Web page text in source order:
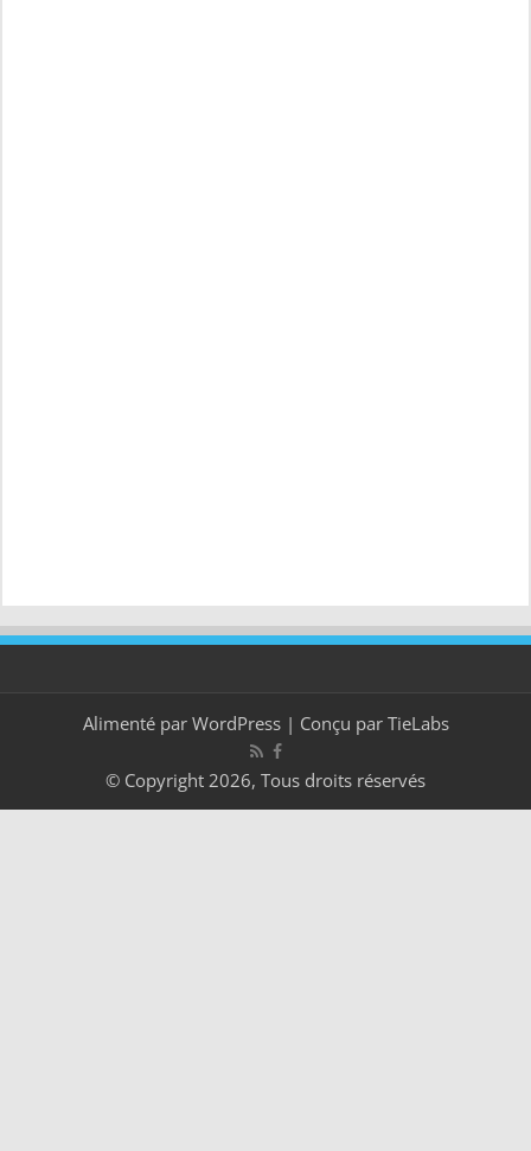
Alimenté par WordPress| Conçu par TieLabs
© Copyright 2026, Tous droits réservés